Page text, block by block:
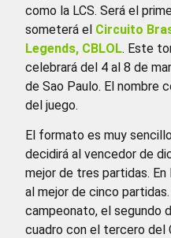
como la LCS. Será el
someterá el Circuito
Legends, CBLOL. Este
celebrará del 4 al 8 de
de Sao Paulo. El nombre
del juego.
El formato es muy
decidirá al vencedor de
mejor de tres partidas.
al mejor de cinco
campeonato, el segundo
cuadro con el tercero del